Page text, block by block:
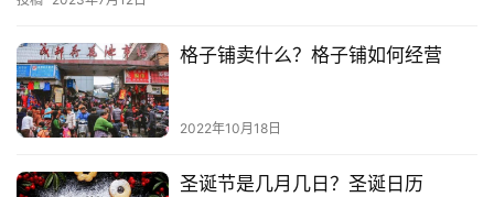
格子铺卖什么？格子铺如何经营
2022年10月18日
圣诞节是几月几日？圣诞日历